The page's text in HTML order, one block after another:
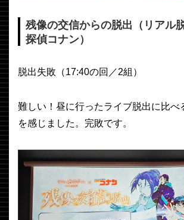
残像の交信からの脱出（リアル
探偵コナン）
脱出失敗（17:40の回／2組）
難しい！昼に行ったライブ脱出に比べ
を感じました。完敗です。